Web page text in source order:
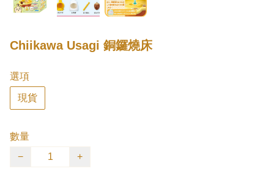
Chiikawa Usagi 銅鑼燒床
選項
現貨
數量
−
+